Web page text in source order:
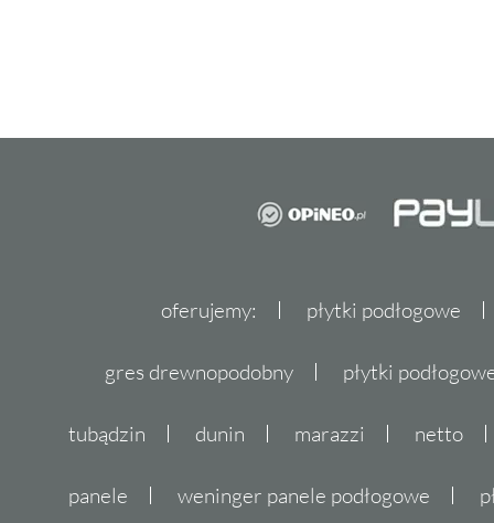
oferujemy: płytki podłogowe
gres drewnopodobny płytki
tubądzin dunin marazzi netto
panele weninger panele podłogowe